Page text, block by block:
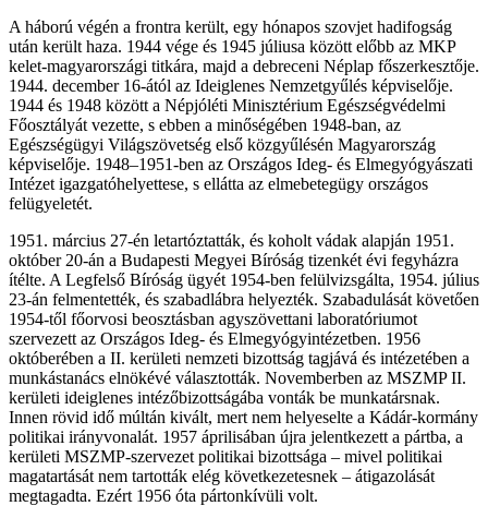
A háború végén a frontra került, egy hónapos szovjet hadifogság
után került haza. 1944 vége és 1945 júliusa között előbb az MKP
kelet-magyarországi titkára, majd a debreceni Néplap főszerkesztője.
1944. december 16-ától az Ideiglenes Nemzetgyűlés képviselője.
1944 és 1948 között a Népjóléti Minisztérium Egészségvédelmi
Főosztályát vezette, s ebben a minőségében 1948-ban, az
Egészségügyi Világszövetség első közgyűlésén Magyarország
képviselője. 1948–1951-ben az Országos Ideg- és Elmegyógyászati
Intézet igazgatóhelyettese, s ellátta az elmebetegügy országos
felügyeletét.
1951. március 27-én letartóztatták, és koholt vádak alapján 1951.
október 20-án a Budapesti Megyei Bíróság tizenkét évi fegyházra
ítélte. A Legfelső Bíróság ügyét 1954-ben felülvizsgálta, 1954. július
23-án felmentették, és szabadlábra helyezték. Szabadulását követően
1954-től főorvosi beosztásban agyszövettani laboratóriumot
szervezett az Országos Ideg- és Elmegyógyintézetben. 1956
októberében a II. kerületi nemzeti bizottság tagjává és intézetében a
munkástanács elnökévé választották. Novemberben az MSZMP II.
kerületi ideiglenes intézőbizottságába vonták be munkatársnak.
Innen rövid idő múltán kivált, mert nem helyeselte a Kádár-kormány
politikai irányvonalát. 1957 áprilisában újra jelentkezett a pártba, a
kerületi MSZMP-szervezet politikai bizottsága – mivel politikai
magatartását nem tartották elég következetesnek – átigazolását
megtagadta. Ezért 1956 óta pártonkívüli volt.